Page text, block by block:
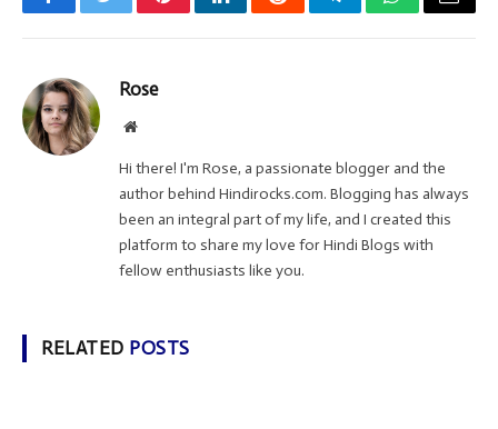
FacebookTwitterPinterestLinkedInRedditTelegramWhatsApp
Email
Rose
Website
Hi there! I'm Rose, a passionate blogger and the
author behind Hindirocks.com. Blogging has always
been an integral part of my life, and I created this
platform to share my love for Hindi Blogs with
fellow enthusiasts like you.
RELATED POSTS